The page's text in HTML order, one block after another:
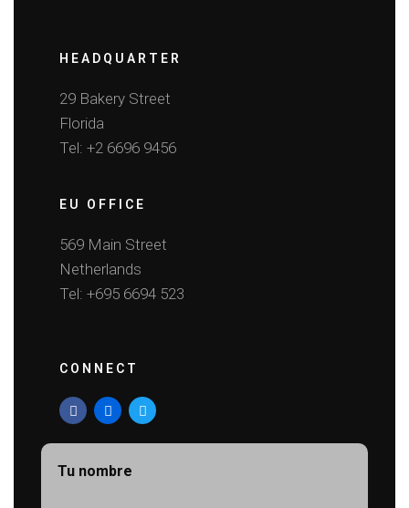
HEADQUARTER
29 Bakery Street
Florida
Tel: +2 6696 9456
EU OFFICE
569 Main Street
Netherlands
Tel: +695 6694 523
CONNECT
Tu nombre